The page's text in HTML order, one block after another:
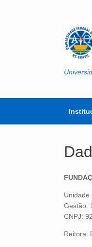
Unidade
Gestão:
CNPJ:
Reitora: